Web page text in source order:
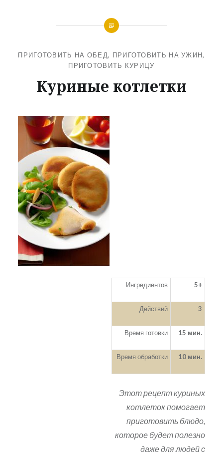
ПРИГОТОВИТЬ НА ОБЕД, ПРИГОТОВИТЬ НА УЖИН,
ПРИГОТОВИТЬ КУРИЦУ
Куриные котлетки
Ингредиентов 5+
Действий 3
Время готовки 15 мин.
Время обработки 10 мин.
Этот рецепт куриных
котлеток помогает
приготовить блюдо,
которое будет полезно
даже для людей с